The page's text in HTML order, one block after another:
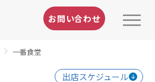
お問い合わせ
一番食堂
出店スケジュール